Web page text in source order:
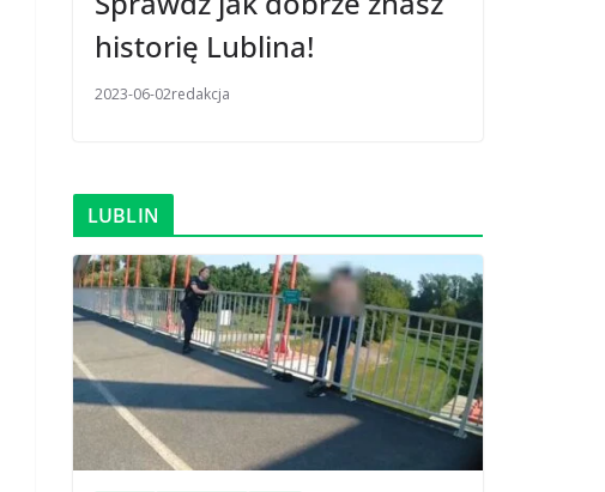
historię Lublina!
2023-06-02redakcja
LUBLIN